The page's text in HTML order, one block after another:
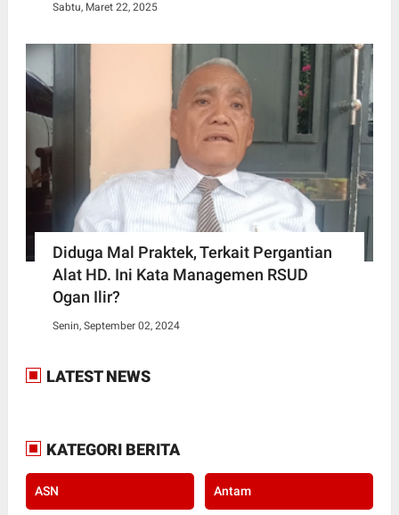
Sabtu, Maret 22, 2025
Diduga Mal Praktek, Terkait Pergantian
Alat HD. Ini Kata Managemen RSUD
Ogan Ilir?
Senin, September 02, 2024
LATEST NEWS
KATEGORI BERITA
ASN Antam